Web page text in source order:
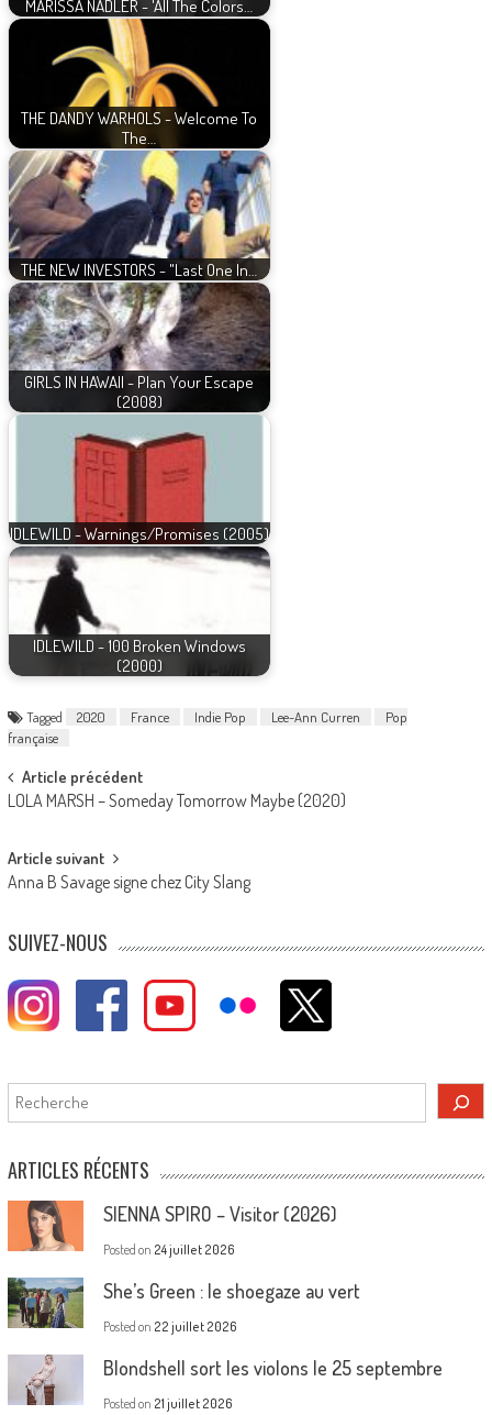
MARISSA NADLER - 'All The Colors…
THE DANDY WARHOLS - Welcome To
The…
THE NEW INVESTORS - "Last One In…
GIRLS IN HAWAII - Plan Your Escape
(2008)
IDLEWILD - Warnings/Promises (2005)
IDLEWILD - 100 Broken Windows
(2000)
Tagged 2020 France Indie Pop Lee-Ann Curren
Pop
française
Post
navigation
Article précédent
LOLA MARSH – Someday Tomorrow Maybe (2020)
Article suivant
Anna B Savage signe chez City Slang
SUIVEZ-NOUS
Rechercher
ARTICLES RÉCENTS
SIENNA SPIRO – Visitor (2026)
Posted on 24 juillet 2026
She’s Green : le shoegaze au vert
Posted on 22 juillet 2026
Blondshell sort les violons le 25 septembre
Posted on 21 juillet 2026